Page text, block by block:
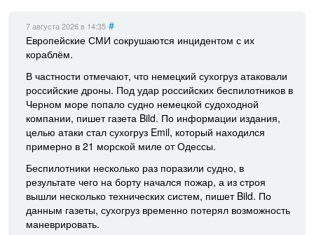
7 августа 2026 в 14:35 #
Европейские СМИ сокрушаются инцидентом с их
кораблём.
В частности отмечают, что немецкий сухогруз атаковали
российские дроны. Под удар российских беспилотников в
Черном море попало судно немецкой судоходной
компании, пишет газета Bild. По информации издания,
целью атаки стал сухогруз Emil, который находился
примерно в 21 морской миле от Одессы.
Беспилотники несколько раз поразили судно, в
результате чего на борту начался пожар, а из строя
вышли несколько технических систем, пишет Bild. По
данным газеты, сухогруз временно потерял возможность
маневрировать.